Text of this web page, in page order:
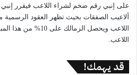
على إنبي رقم ضخم لشراء اللاعب فيقرر
ألاعيب الصفقات بحيث تظهر العقود الرسمية
اللاعب ويحصل الزمالك
اللاعب.
قد يهمك!